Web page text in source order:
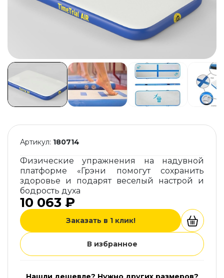
Артикул: 180714
Физические упражнения на надувной
платформе «Грэни помогут сохранить
здоровье и подарят веселый настрой и
бодрость духа
10 063 ₽
Заказать в 1 клик!
В избранное